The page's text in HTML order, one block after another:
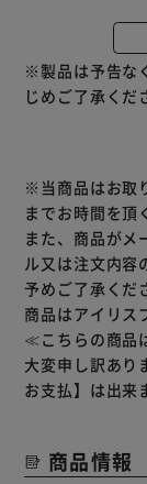
便器の表面を
もラクラク。※
ます。
ノズルは使用後
全機種に2本の
の便がつかない
さしく洗います
使わないときは
ます。シャッタ
汚れが入りやす
は防汚素材で、
力強い水流でさ
い範囲をやさし
※製品は予告な
じめご了承くだ
※当商品はお取
までお時間を頂
また、商品がメ
ル又は注文内容
予めご了承くだ
商品はアイリス
≪こちらの商品
大変申し訳あり
お支払】は出来
商品情報